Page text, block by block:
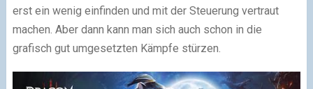
erst ein wenig einfinden und mit der Steuerung vertraut
machen. Aber dann kann man sich auch schon in die
grafisch gut umgesetzten Kämpfe stürzen.